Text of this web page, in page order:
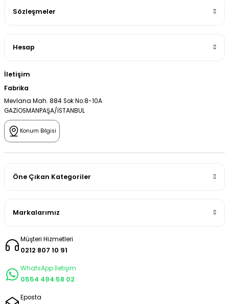
Sözleşmeler
Hesap
İletişim
Fabrika
Mevlana Mah. 884 Sok No:8-10A
GAZİOSMANPAŞA/İSTANBUL
Konum Bilgisi
Öne Çıkan Kategoriler
Markalarımız
Müşteri Hizmetleri
0212 807 10 91
WhatsApp İletişim
0554 494 58 02
Eposta